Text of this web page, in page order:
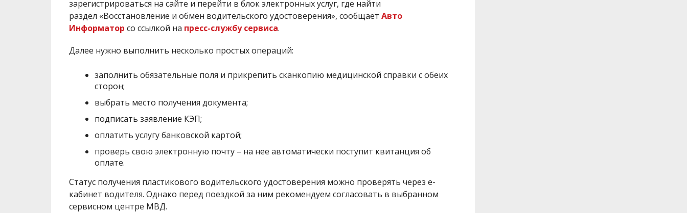
зарегистрироваться на сайте и перейти в блок электронных услуг, где найти
раздел «Восстановление и обмен водительского удостоверения», сообщает Авто
Информатор со ссылкой на пресс-службу сервиса.
Далее нужно выполнить несколько простых операций:
заполнить обязательные поля и прикрепить сканкопию медицинской справки с обеих
сторон;
выбрать место получения документа;
подписать заявление КЭП;
оплатить услугу банковской картой;
проверь свою электронную почту – на нее автоматически поступит квитанция об
оплате.
Статус получения пластикового водительского удостоверения можно проверять через е-
кабинет водителя. Однако перед поездкой за ним рекомендуем согласовать в выбранном
сервисном центре МВД.